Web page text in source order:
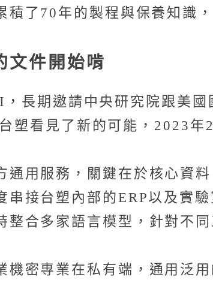
積了70年的製程與保養知識
文件開始啃
長期邀請中央研究院跟美
塑看見了新的可能，2023年
通用服務，關鍵在於核心資
串接台塑內部的ERP以及實
合多家語言模型，針對不
機密專業在私有端，通用泛